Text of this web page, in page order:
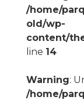
/home/
old/wp-
content/
line 14
Warning:
/home/